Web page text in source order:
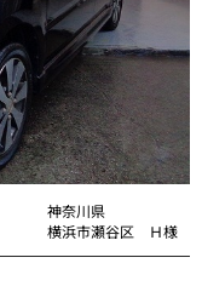
神奈川県
横浜市瀬谷区 Ｈ様